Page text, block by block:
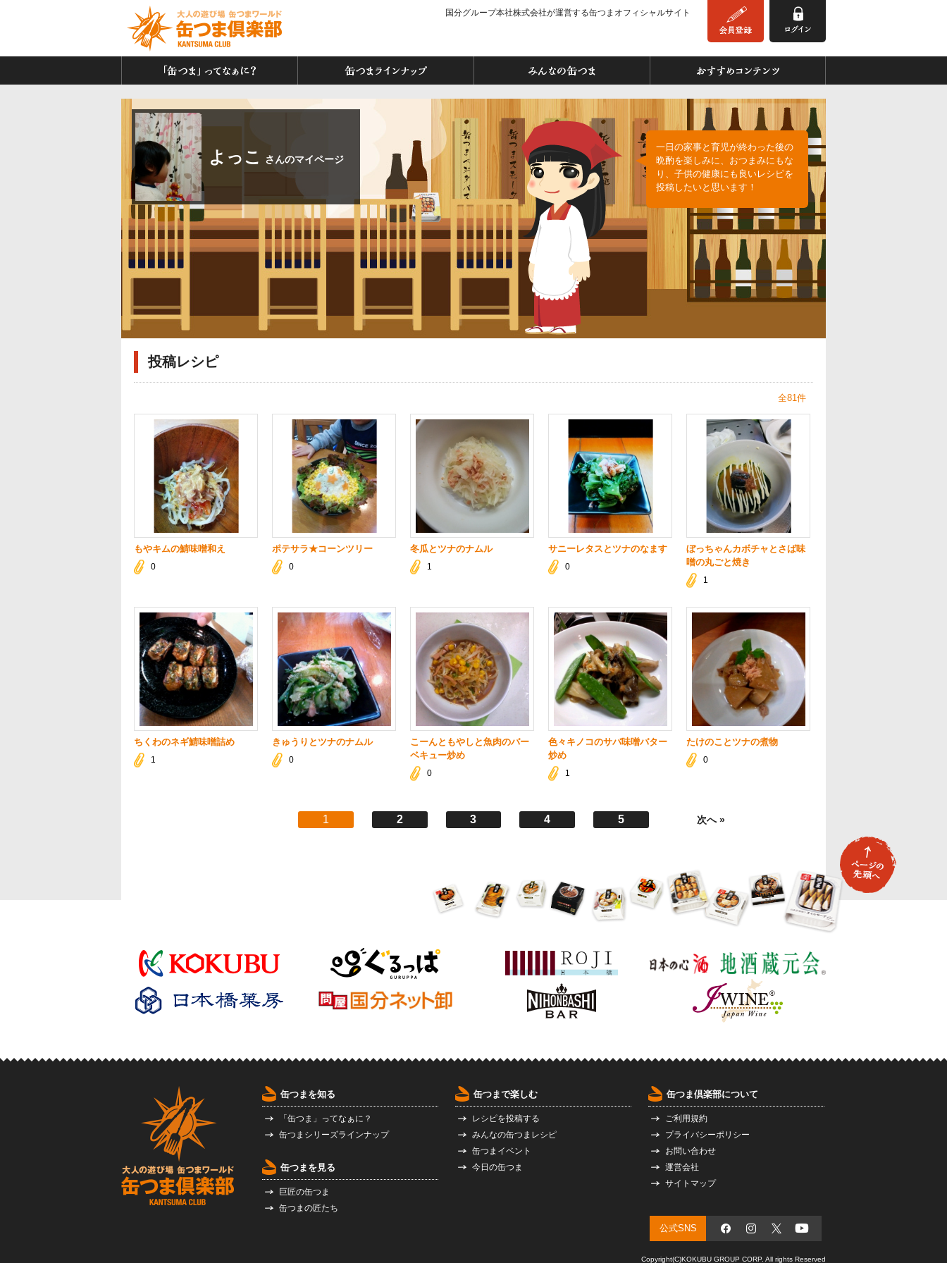
国分グループ本社株式会社が運営する缶つまオフィシャルサイト
「缶つま」ってなぁに？ 缶つまラインナップ みんなの缶つま
よっこ さんのマイページ
一日の家事と育児が終わった後の
晩酌を楽しみに、おつまみにもな
り、子供の健康にも良いレシピを
投稿したいと思います！
投稿レシピ
全81件
もやキムの鯖味噌和え
0
ポテサラ★コーンツリー
0
冬瓜とツナのナムル
1
サニーレタスとツナのなます
0
ぼっちゃんカボチャとさば味
噌の丸ごと焼き
1
ちくわのネギ鯖味噌詰め
1
きゅうりとツナのナムル
0
こーんともやしと魚肉のバー
ベキュー炒め
0
色々キノコのサバ味噌バター
炒め
1
たけのことツナの煮物
0
1 2 3 4 5 次へ »
缶つまを知る
「缶つま」ってなぁに？
缶つまシリーズラインナップ
缶つまを見る
巨匠の缶つま
缶つまの匠たち
缶つまで楽しむ
レシピを投稿する
みんなの缶つまレシピ
缶つまイベント
今日の缶つま
缶つま倶楽部について
ご利用規約
プライバシーポリシー
お問い合わせ
運営会社
サイトマップ
公式SNS
FacebookInstagramX (旧 Twitter)
YouTube
Copyright(C)KOKUBU GROUP CORP. All rights Reserved